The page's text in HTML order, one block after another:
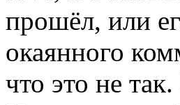
прошёл, или
окаянного
что это не